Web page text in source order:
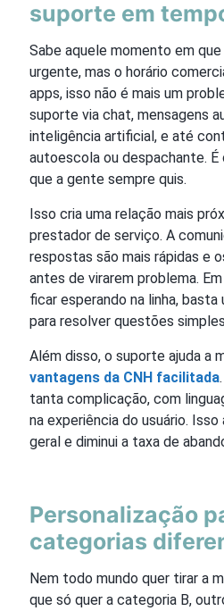
suporte em
Sabe aquele momento em
urgente, mas o horário
apps, isso não é mais um
suporte via chat, mensagens
inteligência artificial, e até
autoescola ou despachante.
que a gente sempre quis.
Isso cria uma relação mais
prestador de serviço. A
respostas são mais rápidas e
antes de virarem problema.
ficar esperando na linha, basta
para resolver questões
Além disso, o suporte ajuda a
vantagens da CNH facilitada
tanta complicação, com
na experiência do usuário.
geral e diminui a taxa de
Personalização
categorias
Nem todo mundo quer tirar a
que só quer a categoria B,